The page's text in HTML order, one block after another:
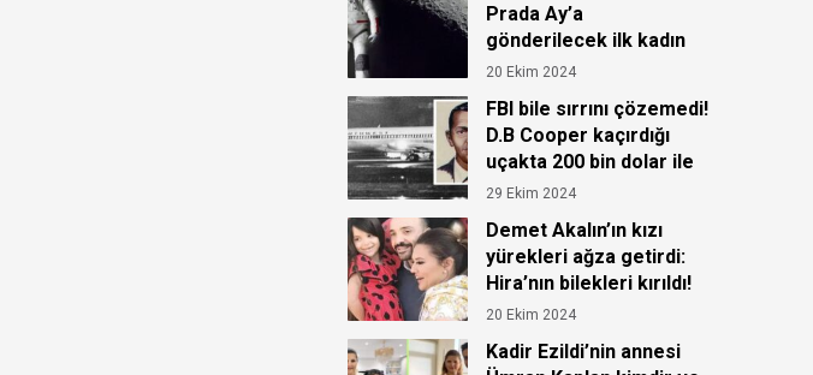
Prada Ay’a
gönderilecek ilk kadın
astronot için kıyafet
20 Ekim 2024
FBI bile sırrını çözemedi!
D.B Cooper kaçırdığı
uçakta 200 bin dolar ile
ortadan kayboldu!
29 Ekim 2024
Demet Akalın’ın kızı
yürekleri ağza getirdi:
Hira’nın bilekleri kırıldı!
20 Ekim 2024
Kadir Ezildi’nin annesi